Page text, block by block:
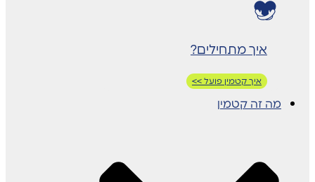
איך מתחילים?
איך קטמין פועל >>
מה זה קטמין